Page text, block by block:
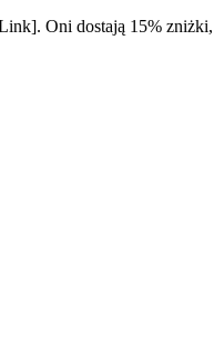
Oni dostają 15% zniżki,